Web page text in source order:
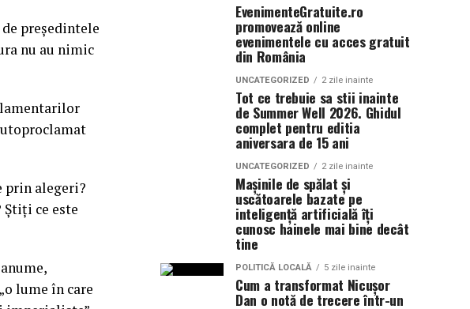
președintele
nu au nimic
prin alegeri?
ce este
lume în care
EvenimenteGratuite.ro
promovează online
evenimentele cu acces gratuit
din România
UNCATEGORIZED 2 zile inainte
Tot ce trebuie sa stii inainte
de Summer Well 2026. Ghidul
complet pentru editia
aniversara de 15 ani
UNCATEGORIZED 2 zile inainte
Mașinile de spălat și
uscătoarele bazate pe
inteligență artificială îți
cunosc hainele mai bine decât
tine
POLITICĂ LOCALĂ 5 zile inainte
Cum a transformat Nicușor
Dan o notă de trecere într-un